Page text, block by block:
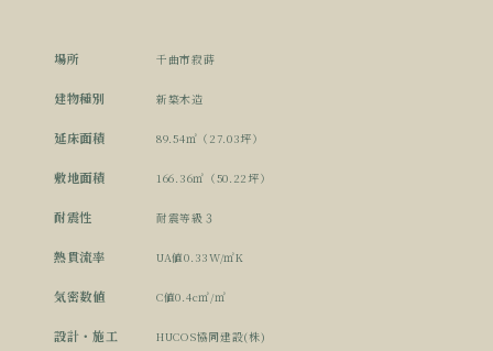
場所 千曲市寂蒔
建物種別 新築木造
延床面積 89.54㎡（27.03坪）
敷地面積 166.36㎡（50.22坪）
耐震性 耐震等級３
熱貫流率 UA値0.33W/㎡K
気密数値 C値0.4c㎡/㎡
設計・施工 HUCOS協同建設(株)